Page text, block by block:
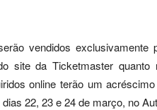
vendidos exclusivamente
site da Ticketmaster
online terão um
22, 23 e 24 de março, no